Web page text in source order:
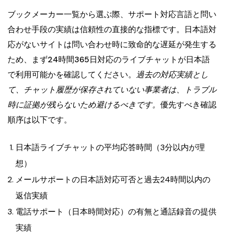
ブックメーカー一覧から選ぶ際、サポート対応言語と問い
合わせ手段の実績は信頼性の直接的な指標です。日本語対
応がないサイトは問い合わせ時に致命的な遅延が発生する
ため、まず24時間365日対応のライブチャットが日本語
で利用可能かを確認してください。 過去の対応実績とし
て、チャット履歴が保存されていない事業者は、トラブル
時に証拠が残らないため避けるべきです。 優先すべき確認
順序は以下です。
日本語ライブチャットの平均応答時間（3分以内が理
想）
メールサポートの日本語対応可否と過去24時間以内の
返信実績
電話サポート（日本時間対応）の有無と通話録音の提供
実績